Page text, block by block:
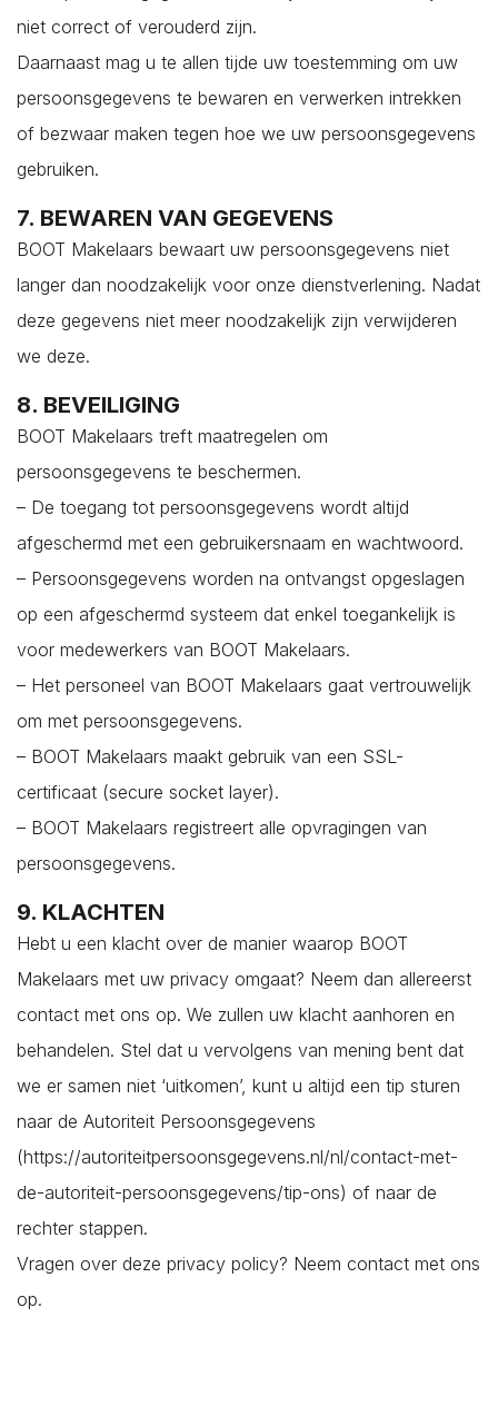
niet correct of verouderd zijn.
Daarnaast mag u te allen tijde uw toestemming om uw
persoonsgegevens te bewaren en verwerken intrekken
of bezwaar maken tegen hoe we uw persoonsgegevens
gebruiken.
7. BEWAREN VAN GEGEVENS
BOOT Makelaars bewaart uw persoonsgegevens niet
langer dan noodzakelijk voor onze dienstverlening. Nadat
deze gegevens niet meer noodzakelijk zijn verwijderen
we deze.
8. BEVEILIGING
BOOT Makelaars treft maatregelen om
persoonsgegevens te beschermen.
– De toegang tot persoonsgegevens wordt altijd
afgeschermd met een gebruikersnaam en wachtwoord.
– Persoonsgegevens worden na ontvangst opgeslagen
op een afgeschermd systeem dat enkel toegankelijk is
voor medewerkers van BOOT Makelaars.
– Het personeel van BOOT Makelaars gaat vertrouwelijk
om met persoonsgegevens.
– BOOT Makelaars maakt gebruik van een SSL-
certificaat (secure socket layer).
– BOOT Makelaars registreert alle opvragingen van
persoonsgegevens.
9. KLACHTEN
Hebt u een klacht over de manier waarop BOOT
Makelaars met uw privacy omgaat? Neem dan allereerst
contact met ons op. We zullen uw klacht aanhoren en
behandelen. Stel dat u vervolgens van mening bent dat
we er samen niet ‘uitkomen’, kunt u altijd een tip sturen
naar de Autoriteit Persoonsgegevens
(https://autoriteitpersoonsgegevens.nl/nl/contact-met-
de-autoriteit-persoonsgegevens/tip-ons) of naar de
rechter stappen.
Vragen over deze privacy policy? Neem contact met ons
op.